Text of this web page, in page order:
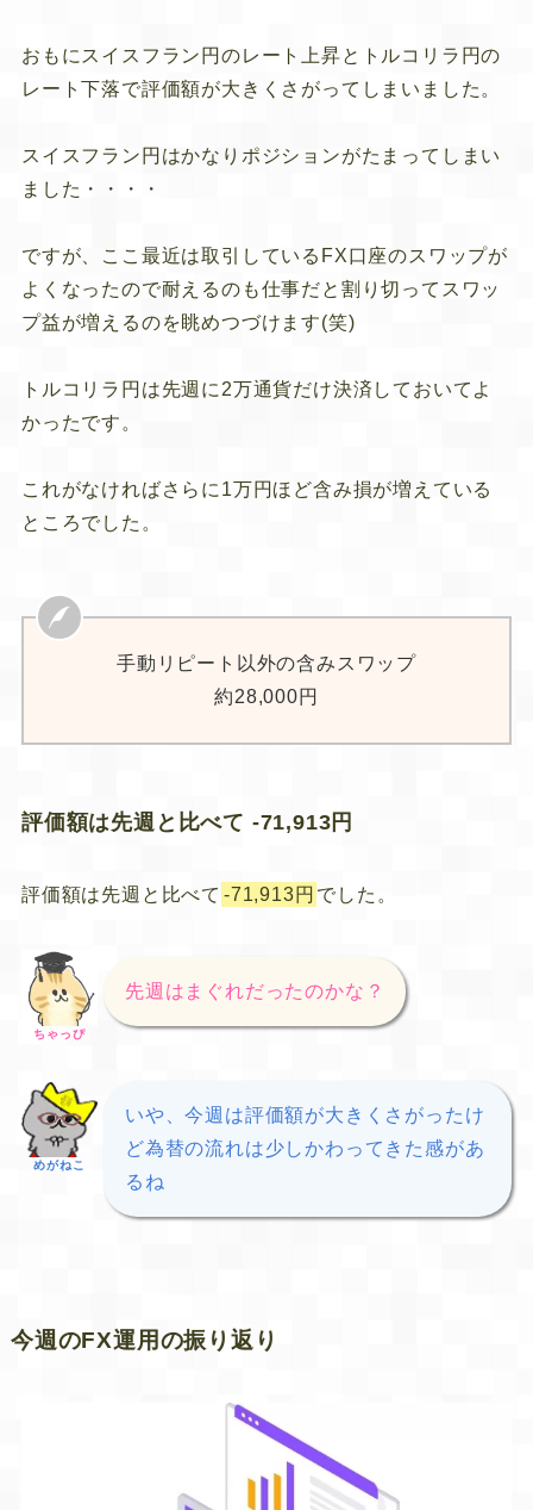
おもにスイスフラン円のレート上昇とトルコリラ円の
レート下落で評価額が大きくさがってしまいました。
スイスフラン円はかなりポジションがたまってしまい
ました・・・・
ですが、ここ最近は取引しているFX口座のスワップが
よくなったので耐えるのも仕事だと割り切ってスワッ
プ益が増えるのを眺めつづけます(笑)
トルコリラ円は先週に2万通貨だけ決済しておいてよ
かったです。
これがなければさらに1万円ほど含み損が増えている
ところでした。
手動リピート以外の含みスワップ
約28,000円
評価額は先週と比べて -71,913円
評価額は先週と比べて -71,913円 でした。
ちゃっぴ
先週はまぐれだったのかな？
めがねこ
いや、今週は評価額が大きくさがったけ
ど為替の流れは少しかわってきた感があ
るね
今週のFX運用の振り返り